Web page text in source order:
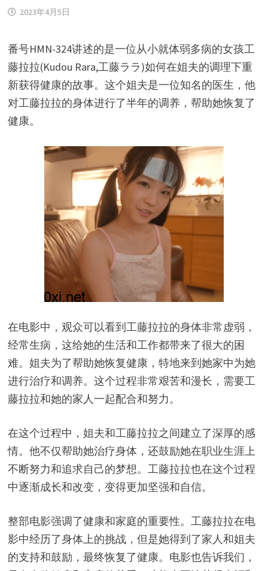
2023年4月5日
番号HMN-324讲述的是一位从小就体弱多病的女孩工
藤拉拉(Kudou Rara,工藤ララ)如何在姐夫的调理下重
新获得健康的故事。这个姐夫是一位知名的医生，他
对工藤拉拉的身体进行了半年的调养，帮助她恢复了
健康。
在电影中，观众可以看到工藤拉拉的身体非常虚弱，
经常生病，这给她的生活和工作都带来了很大的困
难。姐夫为了帮助她恢复健康，特地来到她家中为她
进行治疗和调养。这个过程非常艰苦和漫长，需要工
藤拉拉和她的家人一起配合和努力。
在这个过程中，姐夫和工藤拉拉之间建立了深厚的感
情。他不仅帮助她治疗身体，还鼓励她在职业生涯上
不断努力和追求自己的梦想。工藤拉拉也在这个过程
中逐渐成长和改变，变得更加坚强和自信。
整部电影强调了健康和家庭的重要性。工藤拉拉在电
影中经历了身体上的挑战，但是她得到了家人和姐夫
的支持和鼓励，最终恢复了健康。电影也告诉我们，